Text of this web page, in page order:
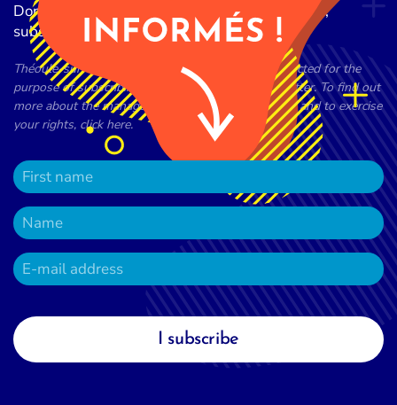
Don't miss any of the latest news from the city,
subscribe to our newsletter now!
Théoule-sur-Mer town council processes data collected for the
purpose of subscribing to the town council newsletter. To find out
more about the management of your personal data and to exercise
your rights, click here.
I subscribe